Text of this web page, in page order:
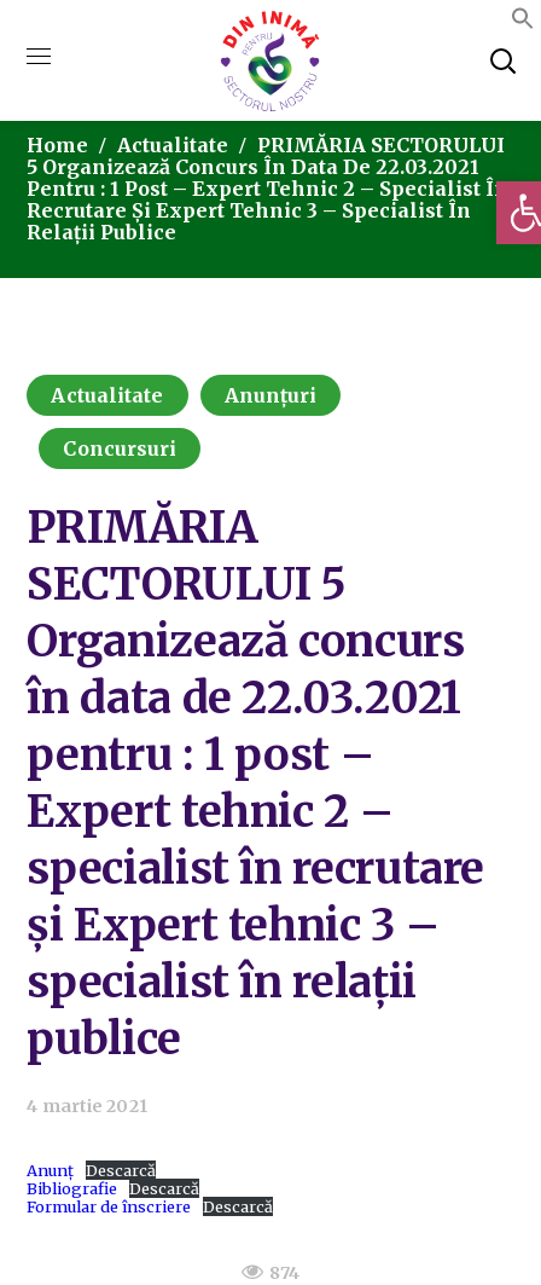
Home Actualitate
PRIMĂRIA SECTORULUI
5 Organizează Concurs În Data De 22.03.2021
Pentru : 1 Post – Expert Tehnic 2 – Specialist În
Recrutare Și Expert Tehnic 3 – Specialist În
Relații Publice
Actualitate Anunțuri
Concursuri
PRIMĂRIA
SECTORULUI 5
Organizează concurs
în data de 22.03.2021
pentru : 1 post –
Expert tehnic 2 –
specialist în recrutare
și Expert tehnic 3 –
specialist în relații
publice
4 martie 2021
Anunț
Descarcă
Bibliografie
Descarcă
Formular de înscriere
Descarcă
874